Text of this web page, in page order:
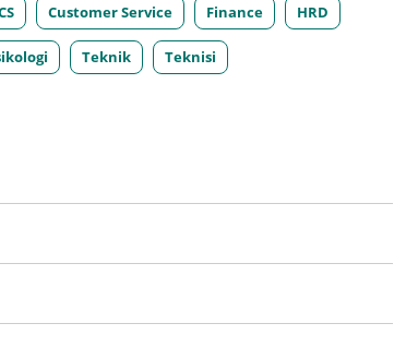
Customer Service Finance HRD
Teknik Teknisi